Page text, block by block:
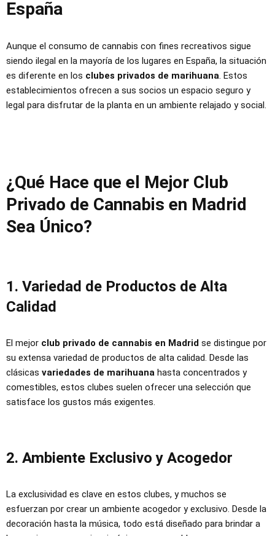
España
Aunque el consumo de cannabis con fines recreativos sigue
siendo ilegal en la mayoría de los lugares en España, la situación
es diferente en los clubes privados de marihuana . Estos
establecimientos ofrecen a sus socios un espacio seguro y
legal para disfrutar de la planta en un ambiente relajado y social.
¿Qué Hace que el Mejor Club
Privado de Cannabis en Madrid
Sea Único?
1. Variedad de Productos de Alta
Calidad
El mejor club privado de cannabis en Madrid se distingue por
su extensa variedad de productos de alta calidad. Desde las
clásicas variedades de marihuana hasta concentrados y
comestibles, estos clubes suelen ofrecer una selección que
satisface los gustos más exigentes.
2. Ambiente Exclusivo y Acogedor
La exclusividad es clave en estos clubes, y muchos se
esfuerzan por crear un ambiente acogedor y exclusivo. Desde la
decoración hasta la música, todo está diseñado para brindar a